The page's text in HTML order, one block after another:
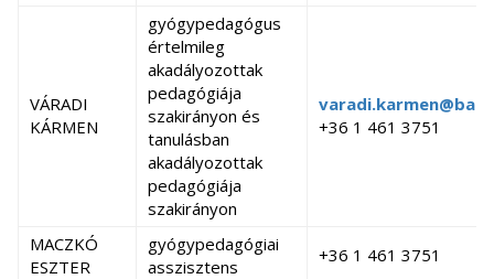
VÁRADI
KÁRMEN
gyógypedagógus
értelmileg
akadályozottak
pedagógiája
szakirányon és
tanulásban
akadályozottak
pedagógiája
szakirányon
+36 1 461 3751
MACZKÓ
ESZTER
gyógypedagógiai
asszisztens
+36 1 461 3751